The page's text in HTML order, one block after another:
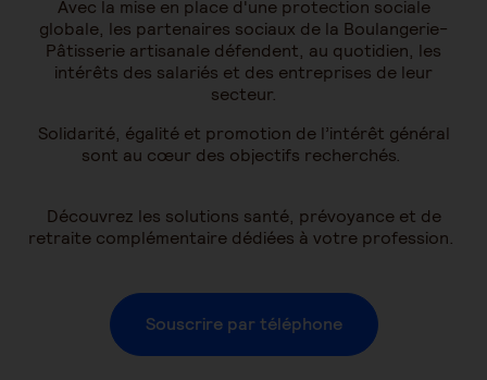
Avec la mise en place d'une protection sociale
globale, les partenaires sociaux de la Boulangerie-
Pâtisserie artisanale défendent, au quotidien, les
intérêts des salariés et des entreprises de leur
secteur.
Solidarité, égalité et promotion de l’intérêt général
sont au cœur des objectifs recherchés.
Découvrez les solutions santé, prévoyance et de
retraite complémentaire dédiées à votre profession.
Souscrire par téléphone